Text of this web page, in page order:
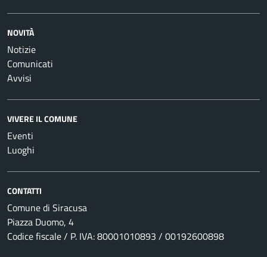
NOVITÀ
Notizie
Comunicati
Avvisi
VIVERE IL COMUNE
Eventi
Luoghi
CONTATTI
Comune di Siracusa
Piazza Duomo, 4
Codice fiscale / P. IVA: 80001010893 / 00192600898